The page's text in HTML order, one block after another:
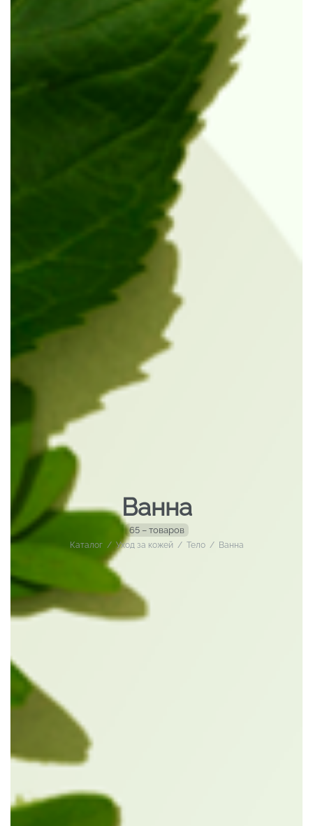
Ванна
65 – товаров
Каталог / Уход за кожей / Тело / Ванна